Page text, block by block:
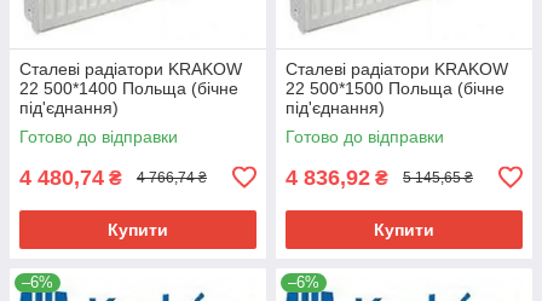
Сталеві радіатори KRAKOW
22 500*1400 Польща (бічне
під'єднання)
Готово до відправки
4 480,74 ₴ 4 766,74 ₴
Купити
Сталеві радіатори KRAKOW
22 500*1500 Польща (бічне
під'єднання)
Готово до відправки
4 836,92 ₴ 5 145,65 ₴
Купити
–6% –6%